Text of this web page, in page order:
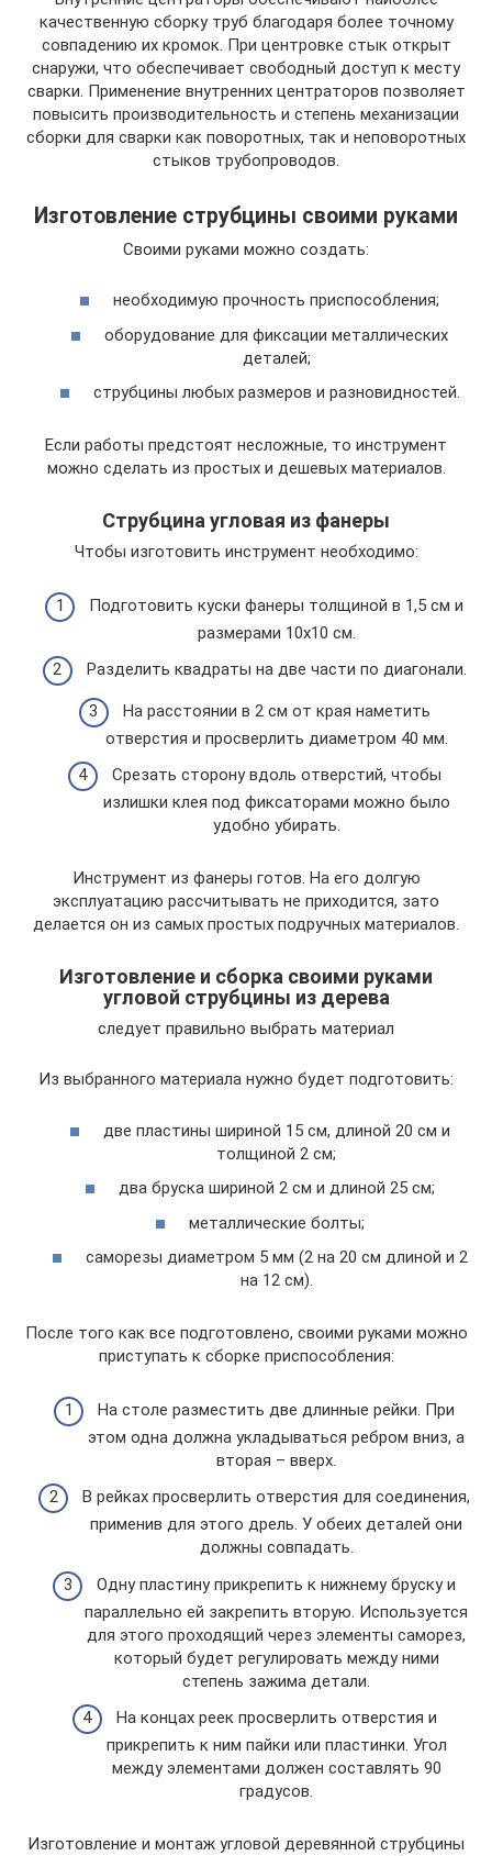
качественную сборку труб благодаря более точному
совпадению их кромок. При центровке стык открыт
снаружи, что обеспечивает свободный доступ к месту
сварки. Применение внутренних центраторов позволяет
повысить производительность и степень механизации
сборки для сварки как поворотных, так и неповоротных
стыков трубопроводов.
Изготовление струбцины своими руками
Своими руками можно создать:
необходимую прочность приспособления;
оборудование для фиксации металлических
деталей;
струбцины любых размеров и разновидностей.
Если работы предстоят несложные, то инструмент
можно сделать из простых и дешевых материалов.
Струбцина угловая из фанеры
Чтобы изготовить инструмент необходимо:
Подготовить куски фанеры толщиной в 1,5 см и
размерами 10х10 см.
Разделить квадраты на две части по диагонали.
На расстоянии в 2 см от края наметить
отверстия и просверлить диаметром 40 мм.
Срезать сторону вдоль отверстий, чтобы
излишки клея под фиксаторами можно было
удобно убирать.
Инструмент из фанеры готов. На его долгую
эксплуатацию рассчитывать не приходится, зато
делается он из самых простых подручных материалов.
Изготовление и сборка своими руками
угловой струбцины из дерева
следует правильно выбрать материал
Из выбранного материала нужно будет подготовить:
две пластины шириной 15 см, длиной 20 см и
толщиной 2 см;
два бруска шириной 2 см и длиной 25 см;
металлические болты;
саморезы диаметром 5 мм (2 на 20 см длиной и 2
на 12 см).
После того как все подготовлено, своими руками можно
приступать к сборке приспособления:
На столе разместить две длинные рейки. При
этом одна должна укладываться ребром вниз, а
вторая – вверх.
В рейках просверлить отверстия для соединения,
применив для этого дрель. У обеих деталей они
должны совпадать.
Одну пластину прикрепить к нижнему бруску и
параллельно ей закрепить вторую. Используется
для этого проходящий через элементы саморез,
который будет регулировать между ними
степень зажима детали.
На концах реек просверлить отверстия и
прикрепить к ним пайки или пластинки. Угол
между элементами должен составлять 90
градусов.
Изготовление и монтаж угловой деревянной струбцины